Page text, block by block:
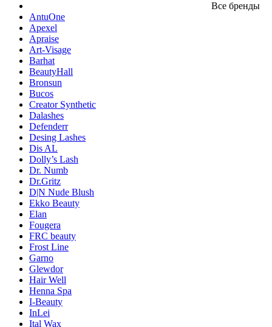
Все бренды
AntuOne
Apexel
Apraise
Art-Visage
Barhat
BeautyHall
Bronsun
Bucos
Creator Synthetic
Dalashes
Defenderr
Desing Lashes
Dis AL
Dolly’s Lash
Dr. Numb
Dr.Gritz
D|N Nude Blush
Ekko Beauty
Elan
Fougera
FRC beauty
Frost Line
Garno
Glewdor
Hair Well
Henna Spa
I-Beauty
InLei
Ital Wax